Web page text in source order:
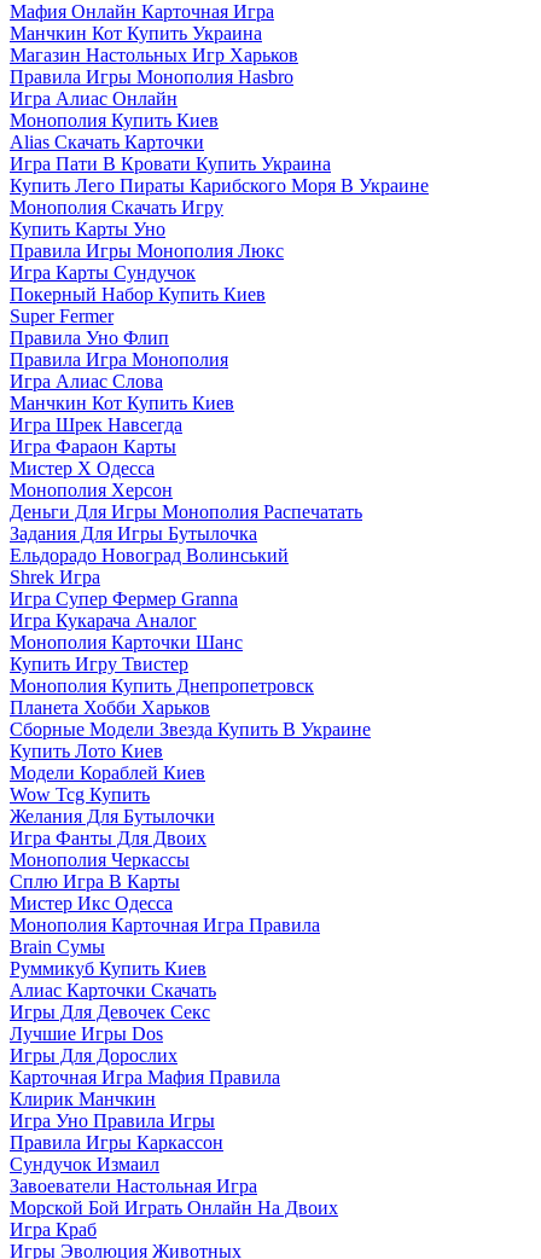
Мафия Онлайн Карточная Игра
Манчкин Кот Купить Украина
Магазин Настольных Игр Харьков
Правила Игры Монополия Hasbro
Игра Алиас Онлайн
Монополия Купить Киев
Alias Скачать Карточки
Игра Пати В Кровати Купить Украина
Купить Лего Пираты Карибского Моря В Украине
Монополия Скачать Игру
Купить Карты Уно
Правила Игры Монополия Люкс
Игра Карты Сундучок
Покерный Набор Купить Киев
Super Fermer
Правила Уно Флип
Правила Игра Монополия
Игра Алиас Слова
Манчкин Кот Купить Киев
Игра Шрек Навсегда
Игра Фараон Карты
Мистер Х Одесса
Монополия Херсон
Деньги Для Игры Монополия Распечатать
Задания Для Игры Бутылочка
Ельдорадо Новоград Волинський
Shrek Игра
Игра Супер Фермер Granna
Игра Кукарача Аналог
Монополия Карточки Шанс
Купить Игру Твистер
Монополия Купить Днепропетровск
Планета Хобби Харьков
Сборные Модели Звезда Купить В Украине
Купить Лото Киев
Модели Кораблей Киев
Wow Tcg Купить
Желания Для Бутылочки
Игра Фанты Для Двоих
Монополия Черкассы
Сплю Игра В Карты
Мистер Икс Одесса
Монополия Карточная Игра Правила
Brain Сумы
Руммикуб Купить Киев
Алиас Карточки Скачать
Игры Для Девочек Секс
Лучшие Игры Dos
Игры Для Дорослих
Карточная Игра Мафия Правила
Клирик Манчкин
Игра Уно Правила Игры
Правила Игры Каркассон
Сундучок Измаил
Завоеватели Настольная Игра
Морской Бой Играть Онлайн На Двоих
Игра Краб
Игры Эволюция Животных